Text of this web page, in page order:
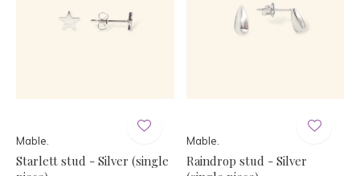
Mable.
Starlett stud - Silver (single
Mable.
Raindrop stud - Silver